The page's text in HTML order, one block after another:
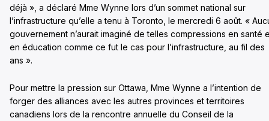
déjà », a déclaré Mme Wynne lors d’un sommet national sur
l’infrastructure qu’elle a tenu à Toronto, le mercredi 6 août. «
gouvernement n’aurait imaginé de telles compressions en santé
en éducation comme ce fut le cas pour l’infrastructure, au fil des
ans ».
Pour mettre la pression sur Ottawa, Mme Wynne a l’intention de
forger des alliances avec les autres provinces et territoires
canadiens lors de la rencontre annuelle du Conseil de la